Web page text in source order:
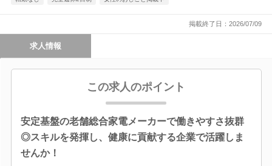
掲載終了日：2026/07/09
求人情報
この求人のポイント
安定基盤の老舗総合家電メーカーで働きやすさ抜群
◎スキルを発揮し、健康に貢献する企業で活躍しま
せんか！